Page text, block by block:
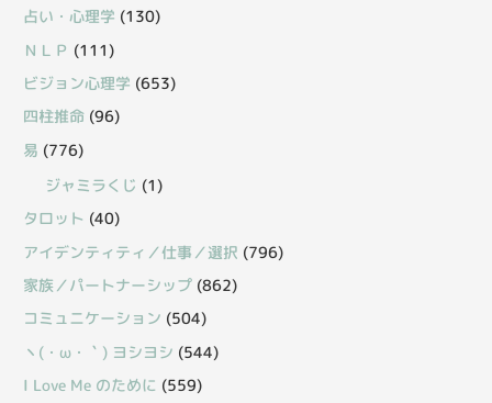
占い・心理学 (130)
ＮＬＰ (111)
ビジョン心理学 (653)
四柱推命 (96)
易 (776)
ジャミラくじ (1)
タロット (40)
アイデンティティ／仕事／選択 (796)
家族／パートナーシップ (862)
コミュニケーション (504)
丶(・ω・｀) ヨシヨシ (544)
I Love Me のために (559)